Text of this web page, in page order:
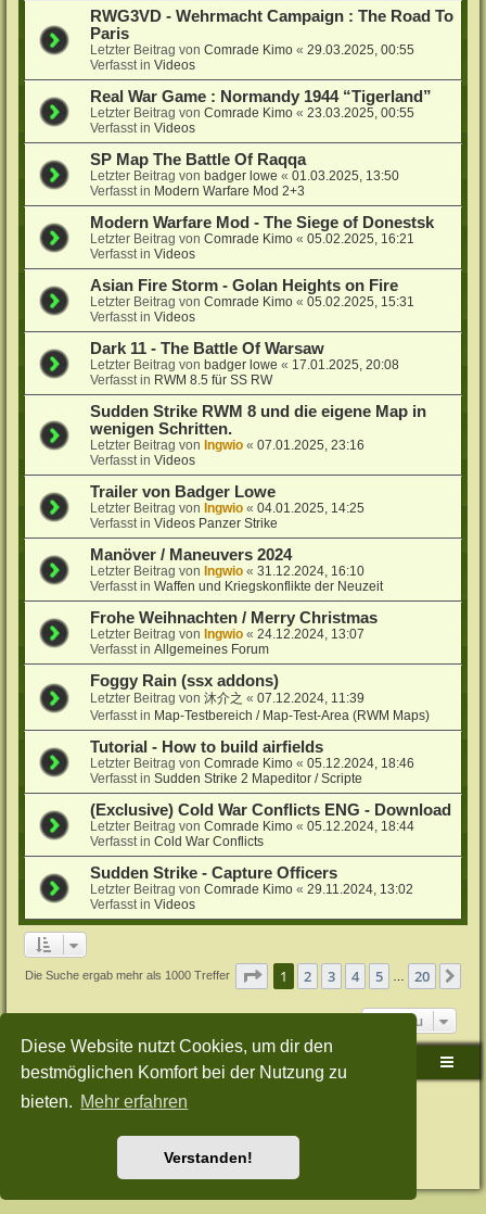
Diese Website nutzt Cookies, um dir den
bestmöglichen Komfort bei der Nutzung zu
bieten. Mehr erfahren
Verstanden!
RWG3VD - Wehrmacht Campaign : The Road To
Paris
Letzter Beitrag vonComrade Kimo «29.03.2025, 00:55
Verfasst inVideos
Real War Game : Normandy 1944 “Tigerland”
Letzter Beitrag vonComrade Kimo «23.03.2025, 00:55
Verfasst inVideos
SP Map The Battle Of Raqqa
Letzter Beitrag vonbadger lowe «01.03.2025, 13:50
Verfasst in Modern Warfare Mod 2+3
Modern Warfare Mod - The Siege of Donestsk
Letzter Beitrag vonComrade Kimo «05.02.2025, 16:21
Verfasst inVideos
Asian Fire Storm - Golan Heights on Fire
Letzter Beitrag vonComrade Kimo «05.02.2025, 15:31
Verfasst inVideos
Dark 11 - The Battle Of Warsaw
Letzter Beitrag vonbadger lowe « 17.01.2025, 20:08
Verfasst in RWM 8.5 für SS RW
Sudden Strike RWM 8 und die eigene Map in
wenigen Schritten.
Letzter Beitrag vonIngwio «07.01.2025, 23:16
Verfasst inVideos
Trailer von Badger Lowe
Letzter Beitrag vonIngwio «04.01.2025, 14:25
Verfasst inVideos Panzer Strike
Manöver / Maneuvers 2024
Letzter Beitrag vonIngwio «31.12.2024, 16:10
Verfasst inWaffen und Kriegskonflikte der Neuzeit
Frohe Weihnachten / Merry Christmas
Letzter Beitrag vonIngwio «24.12.2024, 13:07
Verfasst inAllgemeines Forum
Foggy Rain (ssx addons)
Letzter Beitrag von沐介之 «07.12.2024, 11:39
Verfasst in Map-Testbereich / Map-Test-Area (RWM Maps)
Tutorial - How to build airfields
Letzter Beitrag vonComrade Kimo «05.12.2024, 18:46
Verfasst inSudden Strike 2 Mapeditor / Scripte
(Exclusive) Cold War Conflicts ENG - Download
Letzter Beitrag vonComrade Kimo «05.12.2024, 18:44
Verfasst inCold War Conflicts
Sudden Strike - Capture Officers
Letzter Beitrag vonComrade Kimo «29.11.2024, 13:02
Verfasst inVideos
Die Suche ergab mehr als 1000 Treffer Seite 1von 20
1 2 3 4 5 20
Gehe zu
Sudden-Strike-Maps.de Hauptseite Foren-Übersicht
Powered byphpBB® Forum Software © phpBB Limited
Style: Green-Style-Split by Joyce&LunaphpBB-Style-Design
Nutzungsbedingungen